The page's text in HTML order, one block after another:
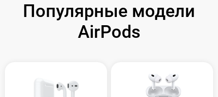
Популярные модели
AirPods